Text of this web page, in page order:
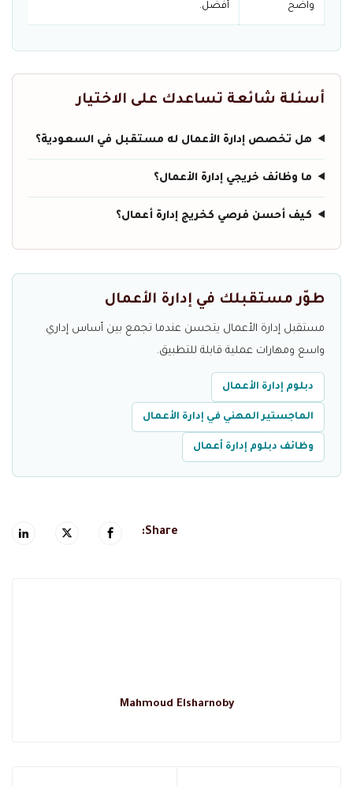
واضح
أفضل.
أسئلة شائعة تساعدك على الاختيار
هل تخصص إدارة الأعمال له مستقبل في السعودية؟
ما وظائف خريجي إدارة الأعمال؟
كيف أحسن فرصي كخريج إدارة أعمال؟
طوّر مستقبلك في إدارة الأعمال
مستقبل إدارة الأعمال يتحسن عندما تجمع بين أساس إداري
واسع ومهارات عملية قابلة للتطبيق.
دبلوم إدارة الأعمال
الماجستير المهني في إدارة الأعمال
وظائف دبلوم إدارة أعمال
Share:
Mahmoud Elsharnoby